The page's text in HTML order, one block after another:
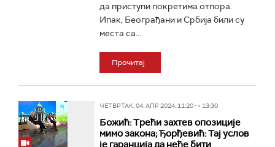
да приступи покретима отпора.
Ипак, Београђани и Србија били су
места са...
Прочитај
ЧЕТВРТАК, 04. АПР 2024, 11:20 -> 13:30
Божић: Трећи захтев опозиције
мимо закона; Ђорђевић: Тај услов
је гаранција да неће бити